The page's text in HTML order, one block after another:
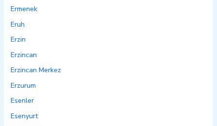
Ermenek
Eruh
Erzin
Erzincan
Erzincan Merkez
Erzurum
Esenler
Esenyurt